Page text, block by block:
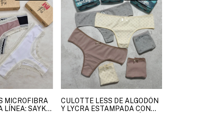
MICROFIBRA
LÍNEA: SAYKA
CULOTTE LESS DE ALGODÓN
Y LYCRA ESTAMPADA CON